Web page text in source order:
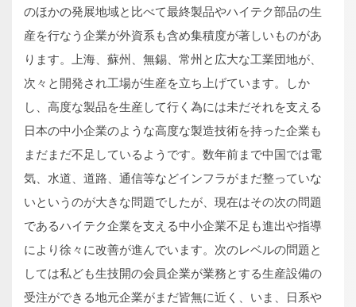
のほかの発展地域と比べて最終製品やハイテク部品の生
産を行なう企業が外資系も含め集積度が著しいものがあ
ります。上海、蘇州、無錫、常州と広大な工業団地が、
次々と開発され工場が生産を立ち上げています。しか
し、高度な製品を生産して行く為には未だそれを支える
日本の中小企業のような高度な製造技術を持った企業も
まだまだ不足しているようです。数年前まで中国では電
気、水道、道路、通信等などインフラがまだ整っていな
いというのが大きな問題でしたが、現在はその次の問題
であるハイテク企業を支える中小企業不足も進出や指導
により徐々に改善が進んでいます。次のレベルの問題と
しては私ども生技開の会員企業が業務とする生産設備の
受注ができる地元企業がまだ皆無に近く、いま、日系や